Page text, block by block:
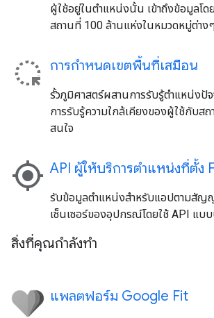
ผู้ใช้อยู่ในตำแหน่งนั้น เข้าถึงข้อมูลโด
สถานที่ 100 ล้านแห่งในหมวดหมู่ต่าง
การกำหนดเขตพื้นที่เสมือน
รั้วภูมิศาสตร์ผสานการรับรู้ตำแหน่ง
การรับรู้ความใกล้เคียงของผู้ใช้กับส
สนใจ
my_location API ผู้ให้บริการตำแหน่งที่ตั้ง
รับข้อมูลตําแหน่งสําหรับแอปตามสัญ
เซ็นเซอร์ของอุปกรณ์โดยใช้ API แบ
สิ่งที่คุณกำลังทำ
แพลตฟอร์ม Google Fit